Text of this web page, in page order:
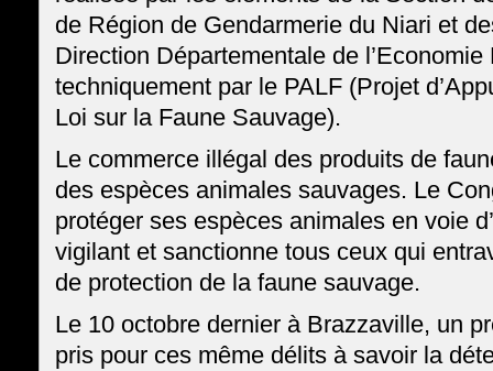
de Région de Gendarmerie du Niari et
Direction Départementale de
techniquement par le PALF (Projet
Loi sur la Faune Sauvage).
Le commerce illégal des produits de
des espèces animales sauvages. Le
protéger ses espèces animales en voie
vigilant et sanctionne tous ceux qui
de protection de la faune sauvage.
Le 10 octobre dernier à Brazzaville, un
pris pour ces même délits à savoir la